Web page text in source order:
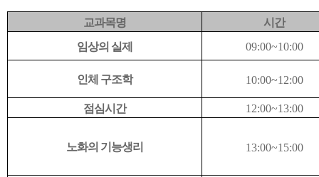
교과목명
시간
임상의 실제
09:00~10:00
인체 구조학 10:00~12:00
점심시간 12:00~13:00
노화의 기능생리 13:00~15:00